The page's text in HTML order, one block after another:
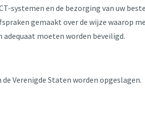
systemen en de bezorging van uw
gemaakt over de wijze waarop
adequaat moeten worden beveiligd.
Verenigde Staten worden opgeslagen.